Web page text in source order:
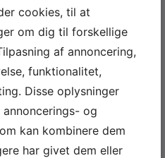
cookies, til at
om dig til forskellige
af annoncering,
funktionalitet,
Disse oplysninger
og
kan kombinere dem
har givet dem eller